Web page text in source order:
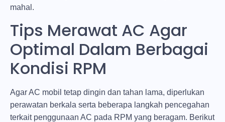
mahal.
Tips Merawat AC Agar
Optimal Dalam Berbagai
Kondisi RPM
Agar AC mobil tetap dingin dan tahan lama, diperlukan
perawatan berkala serta beberapa langkah pencegahan
terkait penggunaan AC pada RPM yang beragam. Berikut